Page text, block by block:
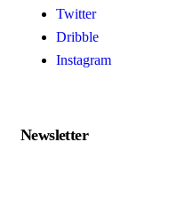
Twitter
Dribble
Instagram
Newsletter